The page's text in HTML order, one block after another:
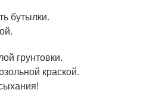
бутылки.
грунтовки.
краской.